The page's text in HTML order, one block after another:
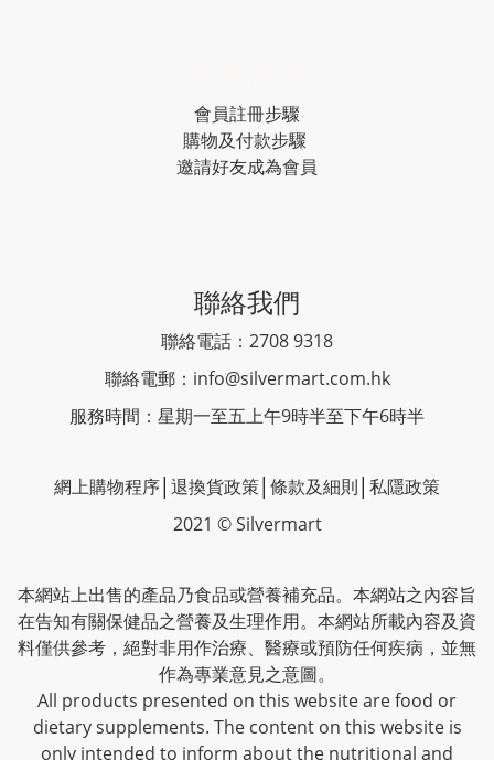
會員註冊步驟
購物及付款步驟
邀請好友成為會員
聯絡我們
聯絡電話：2708 9318
聯絡電郵： info@silvermart.com.hk
服務時間：星期一至五上午9時半至下午6時半
網上購物程序 退換貨政策 條款及細則 私隱政策
2021 © Silvermart
本網站上出售的產品乃食品或營養補充品。本網站之內容旨
在告知有關保健品之營養及生理作用。本網站所載內容及資
料僅供參考，絕對非用作治療、醫療或預防任何疾病，並無
作為專業意見之意圖。
All products presented on this website are food or
dietary supplements. The content on this website is
only intended to inform about the nutritional and